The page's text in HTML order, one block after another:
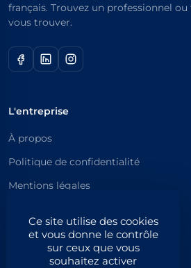
Ce site utilise des cookies
et vous donne le contrôle
sur ceux que vous
souhaitez activer
français. Trouvez un professionnel ou
vous trouver.
L'entreprise
À propos
Politique de confidentialité
Mentions légales
Catégories principales
Catégories